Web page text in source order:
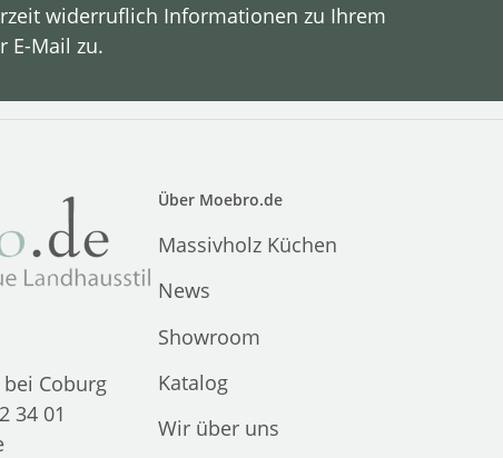
widerruflich Informationen zu Ihrem
E-Mail zu.
Coburg
34 01
Über Moebro.de
Massivholz Küchen
News
Showroom
Katalog
Wir über uns